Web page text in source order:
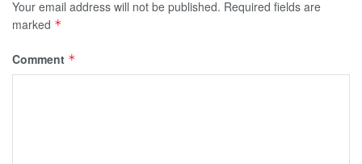
Your email address will not be published. Required fields are
marked *
Comment *